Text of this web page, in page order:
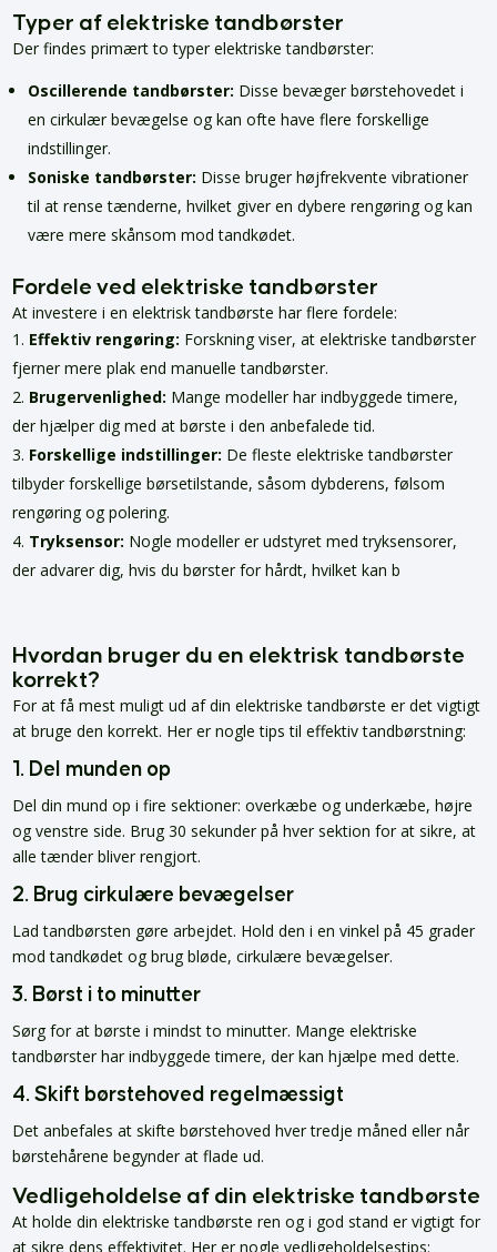
Typer af elektriske tandbørster
Der findes primært to typer elektriske tandbørster:
Oscillerende tandbørster: Disse bevæger børstehovedet i
en cirkulær bevægelse og kan ofte have flere forskellige
indstillinger.
Soniske tandbørster: Disse bruger højfrekvente vibrationer
til at rense tænderne, hvilket giver en dybere rengøring og kan
være mere skånsom mod tandkødet.
Fordele ved elektriske tandbørster
At investere i en elektrisk tandbørste har flere fordele:
Effektiv rengøring: Forskning viser, at elektriske tandbørster
fjerner mere plak end manuelle tandbørster.
Brugervenlighed: Mange modeller har indbyggede timere,
der hjælper dig med at børste i den anbefalede tid.
Forskellige indstillinger: De fleste elektriske tandbørster
tilbyder forskellige børsetilstande, såsom dybderens, følsom
rengøring og polering.
Tryksensor: Nogle modeller er udstyret med tryksensorer,
der advarer dig, hvis du børster for hårdt, hvilket kan b
Hvordan bruger du en elektrisk tandbørste
korrekt?
For at få mest muligt ud af din elektriske tandbørste er det vigtigt
at bruge den korrekt. Her er nogle tips til effektiv tandbørstning:
1. Del munden op
Del din mund op i fire sektioner: overkæbe og underkæbe, højre
og venstre side. Brug 30 sekunder på hver sektion for at sikre, at
alle tænder bliver rengjort.
2. Brug cirkulære bevægelser
Lad tandbørsten gøre arbejdet. Hold den i en vinkel på 45 grader
mod tandkødet og brug bløde, cirkulære bevægelser.
3. Børst i to minutter
Sørg for at børste i mindst to minutter. Mange elektriske
tandbørster har indbyggede timere, der kan hjælpe med dette.
4. Skift børstehoved regelmæssigt
Det anbefales at skifte børstehoved hver tredje måned eller når
børstehårene begynder at flade ud.
Vedligeholdelse af din elektriske tandbørste
At holde din elektriske tandbørste ren og i god stand er vigtigt for
at sikre dens effektivitet. Her er nogle vedligeholdelsestips: